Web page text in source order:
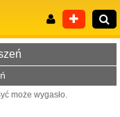
może wygasło.